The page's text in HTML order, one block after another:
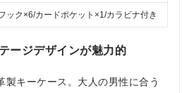
ック×6/カードポケット×1/カラビナ付き
ージデザインが魅力的
製キーケース。大人の男性に合う